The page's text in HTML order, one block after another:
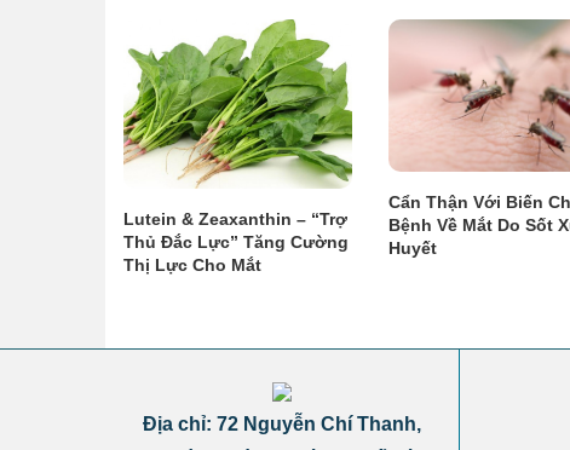
Lutein & Zeaxanthin – “Trợ
Thủ Đắc Lực” Tăng Cường
Thị Lực Cho Mắt
Cẩn Thận Với Biến
Bệnh Về Mắt Do Sốt
Huyết
Địa chỉ: 72 Nguyễn Chí Thanh,